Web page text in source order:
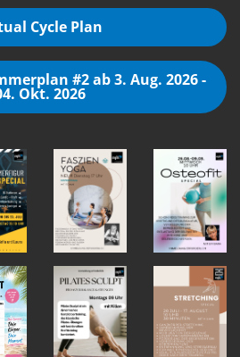
Cycle Plan
#2 ab 3. Aug. 2026 -
Okt. 2026